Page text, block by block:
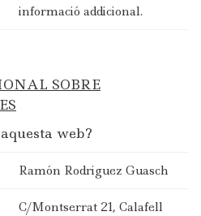
informació addicional.
SOBRE
web?
Ramón Rodriguez Guasch
C/Montserrat 21, Calafell